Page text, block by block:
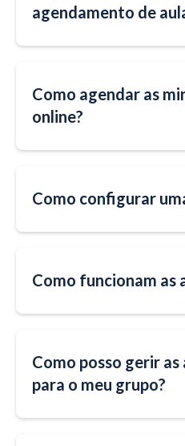
agendamento de
Como agendar as
online?
Como configurar
Como funcionam as
Como posso gerir as
para o meu grupo?